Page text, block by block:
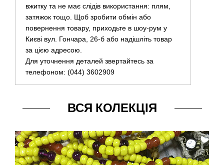
вжитку та не має слідів використання: плям,
затяжок тощо. Щоб зробити обмін або
повернення товару, приходьте в шоу-рум у
Києві вул. Гончара, 26-б або надішліть товар
за цією адресою.
Для уточнення деталей звертайтесь за
телефоном: (044) 3602909
ВСЯ КОЛЕКЦІЯ